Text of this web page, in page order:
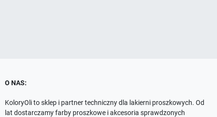
O NAS:
KoloryOli to sklep i partner techniczny dla lakierni proszkowych. Od
lat dostarczamy farby proszkowe i akcesoria sprawdzonych